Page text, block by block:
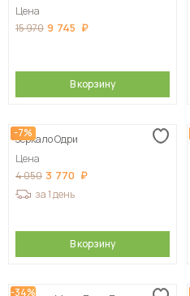
Цена
15 970 9 745
В корзину
-7%
Зеркало Одри
Цена
4 050 3 770
за 1 день
В корзину
-34%